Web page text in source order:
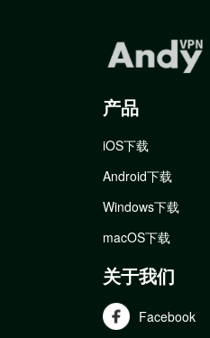
产品
iOS下载
Android下载
Windows下载
macOS下载
关于我们
Facebook